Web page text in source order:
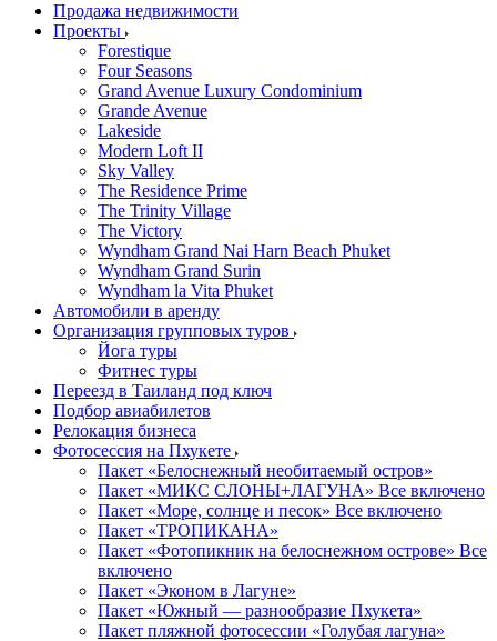
Продажа недвижимости
Проекты
Forestique
Four Seasons
Grand Avenue Luxury Condominium
Grande Avenue
Lakeside
Modern Loft II
Sky Valley
The Residence Prime
The Trinity Village
The Victory
Wyndham Grand Nai Harn Beach Phuket
Wyndham Grand Surin
Wyndham la Vita Phuket
Автомобили в аренду
Организация групповых туров
Йога туры
Фитнес туры
Переезд в Таиланд под ключ
Подбор авиабилетов
Релокация бизнеса
Фотоcессия на Пхукете
Пакет «Белоснежный необитаемый остров»
Пакет «МИКС СЛОНЫ+ЛАГУНА» Все включено
Пакет «Море, солнце и песок» Все включено
Пакет «ТРОПИКАНА»
Пакет «Фотопикник на белоснежном острове» Все
включено
Пакет «Эконом в Лагуне»
Пакет «Южный — разнообразие Пхукета»
Пакет пляжной фотосессии «Голубая лагуна»